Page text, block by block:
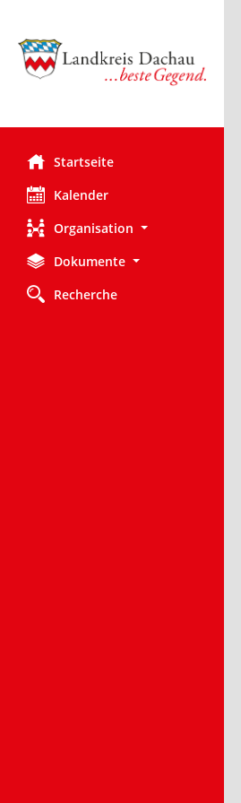
Startseite
Kalender
Organisation
Dokumente
Recherche